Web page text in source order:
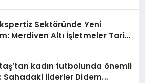
Sektöründe Yeni
Merdiven Altı İşletmeler Tarih
kadın futbolunda önemli
Sahadaki liderler Didem